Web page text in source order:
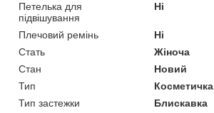
Петелька для
підвішування
Ні
Плечовий ремінь
Ні
Стать
Жіноча
Стан
Новий
Тип
Косметичка
Тип застежки
Блискавка